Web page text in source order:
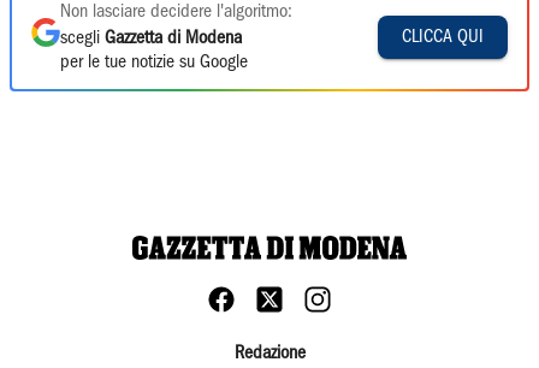
Non lasciare decidere l'algoritmo:
scegli Gazzetta di Modena
per le tue notizie su Google
CLICCA QUI
Redazione